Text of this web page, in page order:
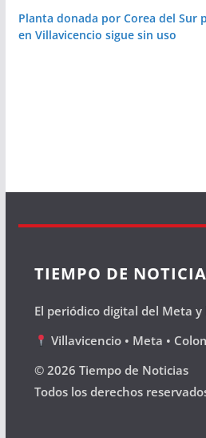
Planta donada por Corea del Sur
en Villavicencio sigue sin uso
TIEMPO DE
El periódico digital del Meta
Villavicencio • Meta •
© 2026 Tiempo de Noticias
Todos los derechos